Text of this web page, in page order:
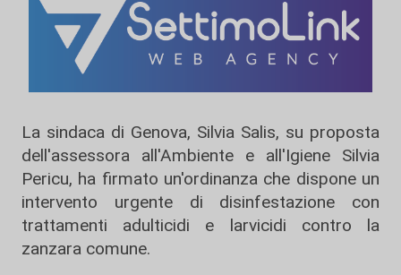
La sindaca di Genova, Silvia Salis, su proposta
dell'assessora all'Ambiente e all'Igiene Silvia
Pericu, ha firmato un'ordinanza che dispone un
intervento urgente di disinfestazione con
trattamenti adulticidi e larvicidi contro la
zanzara comune.